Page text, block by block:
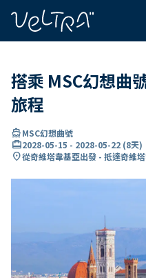
搭乘 MSC幻想曲
旅程
directions_boatMSC幻想曲號
card_travel2028-05-15 - 2028-05-22 (8天)
location_on從奇維塔韋基亞出發 - 抵達奇維